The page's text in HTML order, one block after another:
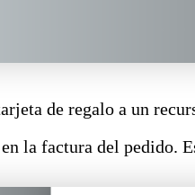
de regalo a un
la factura del pedido.